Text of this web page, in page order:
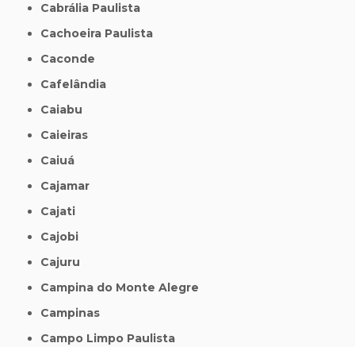
Cabrália Paulista
Cachoeira Paulista
Caconde
Cafelândia
Caiabu
Caieiras
Caiuá
Cajamar
Cajati
Cajobi
Cajuru
Campina do Monte Alegre
Campinas
Campo Limpo Paulista